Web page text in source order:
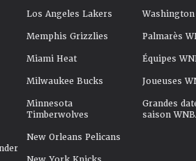
Los Angeles Lakers
Memphis Grizzlies
Miami Heat
Milwaukee Bucks
Minnesota
Timberwolves
New Orleans Pelicans
Palmarès
Équipes
Joueuses
Grandes
saison